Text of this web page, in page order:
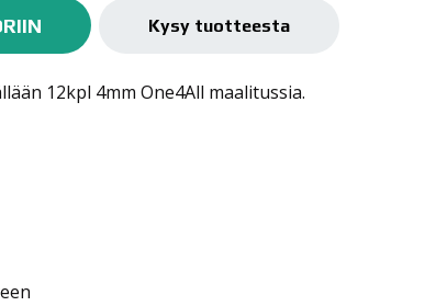
Kysy tuotteesta
12kpl 4mm One4All maalitussia.